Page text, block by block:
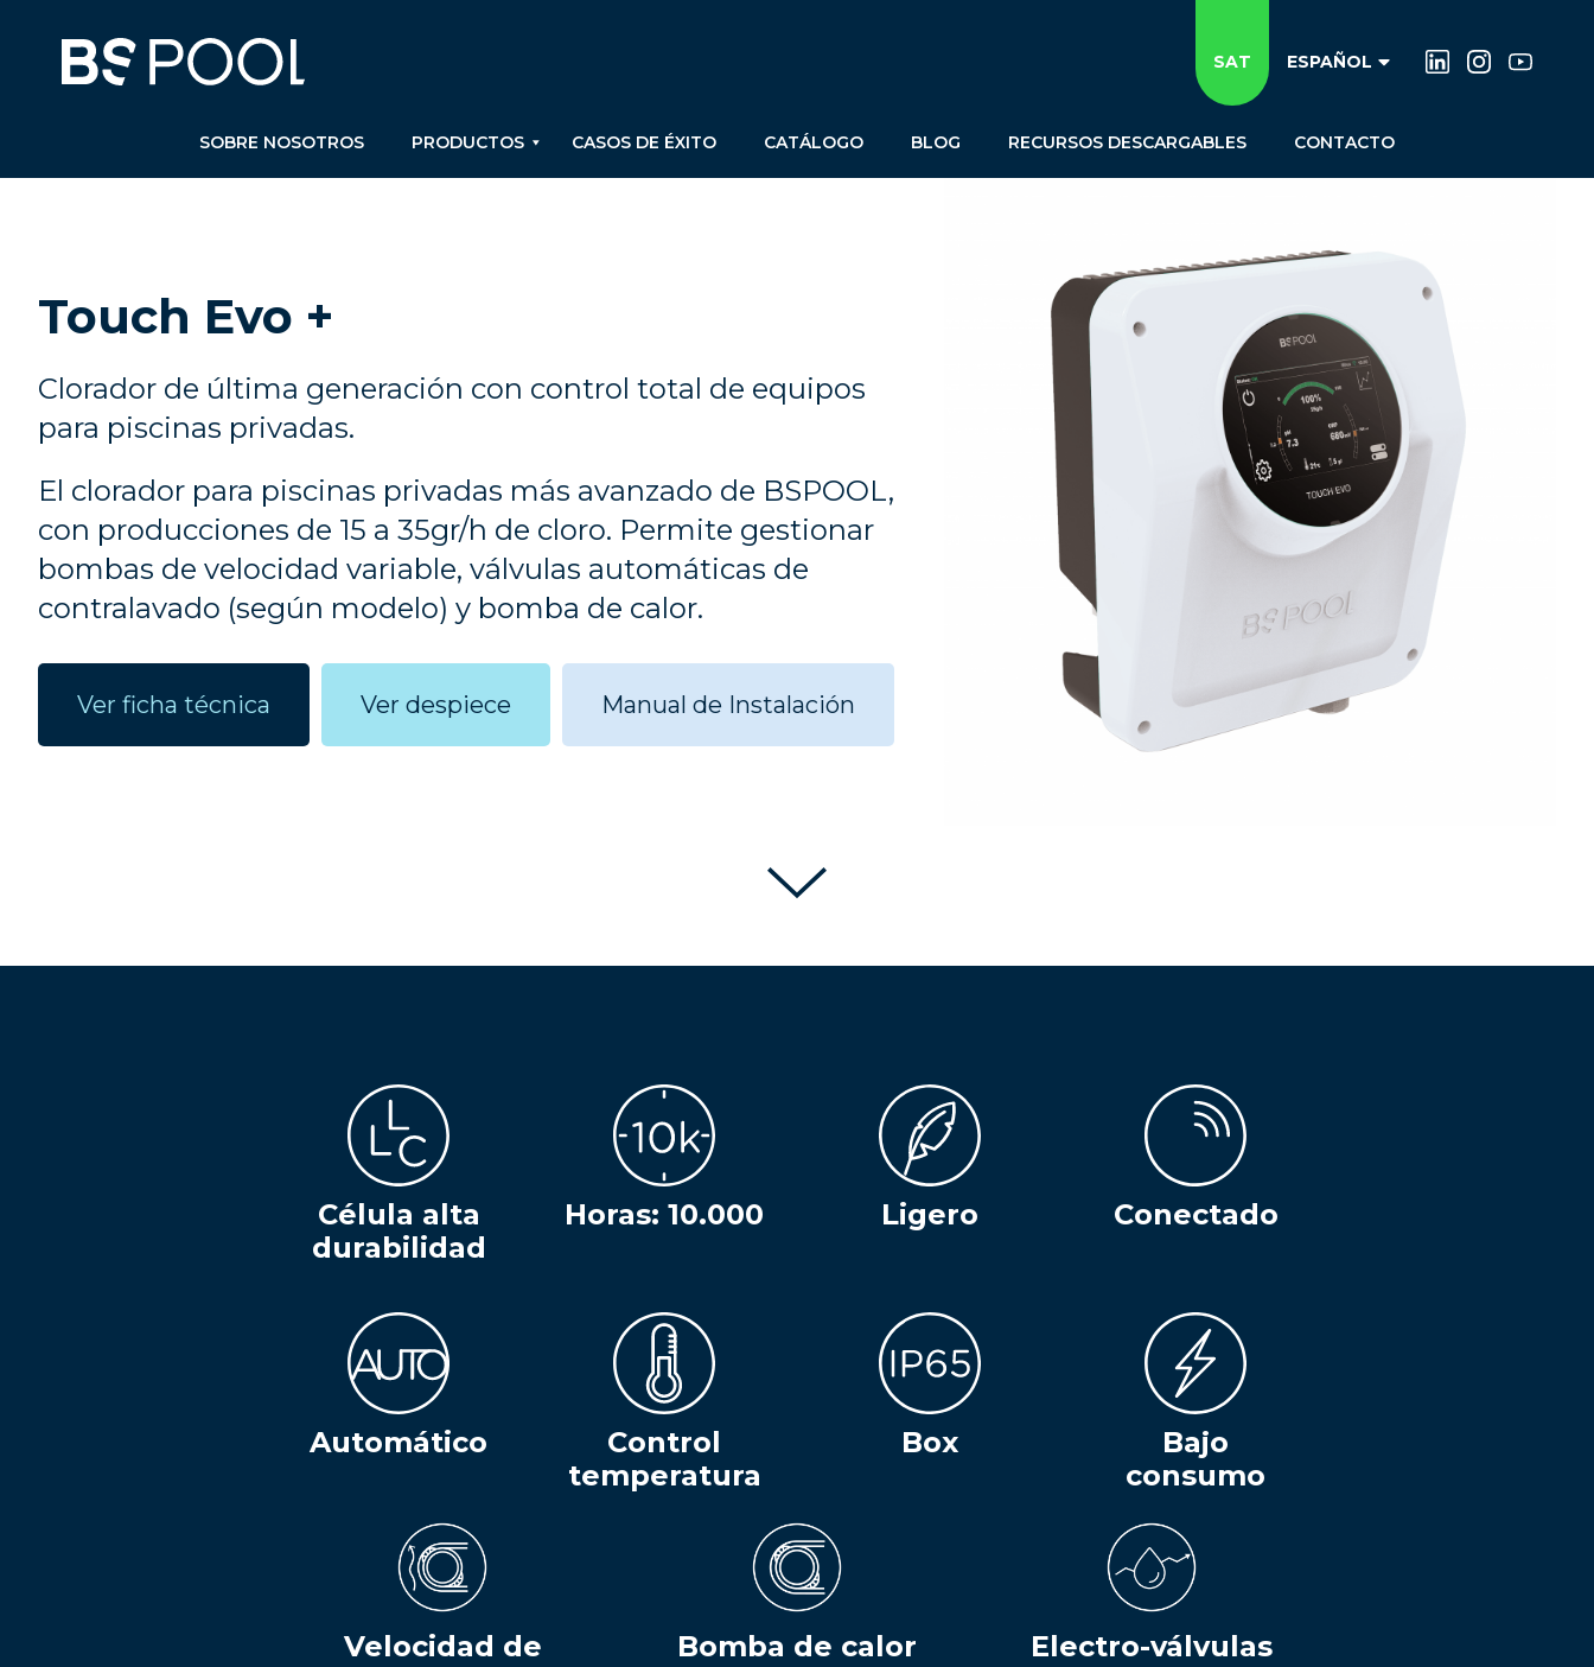
SAT ESPAÑOL
SOBRE NOSOTROS PRODUCTOS CASOS DE ÉXITO CATÁLOGO BLOG RECURSOS DESCARGABLES CONTACTO
Touch Evo +
Clorador de última generación con control total de equipos
para piscinas privadas.
El clorador para piscinas privadas más avanzado de BSPOOL,
con producciones de 15 a 35gr/h de cloro. Permite gestionar
bombas de velocidad variable, válvulas automáticas de
contralavado (según modelo) y bomba de calor.
Ver ficha técnica Ver despiece Manual de Instalación
Célula alta
durabilidad
Horas: 10.000 Ligero Conectado
Automático
Control
temperatura
Box
Bajo
consumo
Velocidad de
Bomba de calor Electro-válvulas